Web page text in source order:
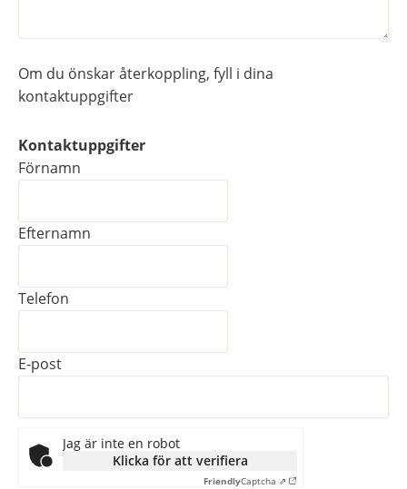
Om du önskar återkoppling, fyll i dina
kontaktuppgifter
Kontaktuppgifter
Kontaktuppgifter
Förnamn
Efternamn
Telefon
E-post
Jag är inte en robot
Klicka för att verifiera
FriendlyCaptcha ⇗